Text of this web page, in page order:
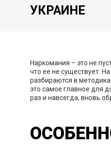
УКРАИНЕ
Наркомания – это не
что ее не существует.
разбираются в
это самое главное для
раз и навсегда, вновь